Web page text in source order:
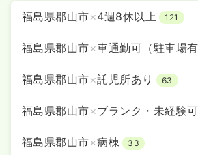
福島県郡山市×4週8休以上 121
福島県郡山市×車通勤可（駐車場有
福島県郡山市×託児所あり 63
福島県郡山市×ブランク・未経験可
福島県郡山市×病棟 33